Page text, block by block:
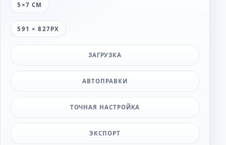
5×7 СМ
591 × 827PX
ЗАГРУЗКА
АВТОПРАВКИ
ТОЧНАЯ НАСТРОЙКА
ЭКСПОРТ